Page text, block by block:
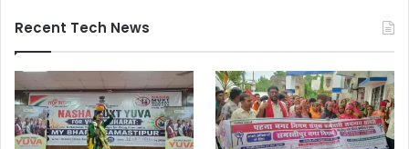
Recent Tech News